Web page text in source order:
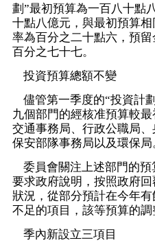
劃”最初預算為一百八十點
十點八億元，與最初預算
率為百分之二十點六，預
百分之七十七。
投資預算總額不變
儘管第一季度的“投資計
九個部門的經核准預算較
交通事務局、行政公職局
保安部隊事務局以及環保局
委員會關注上述部門的預
要求政府說明，按照政府
狀況，從部分預計在今年
不足的項目，該等預算的
季內新設立三項目